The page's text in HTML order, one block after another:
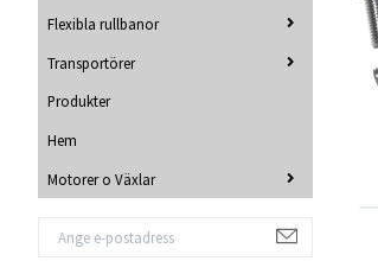
Flexibla rullbanor
Transportörer
Produkter
Hem
Motorer o Växlar